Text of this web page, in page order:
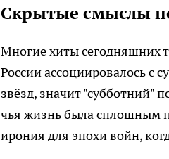
Скрытые смыслы
Многие хиты сегодняшних
России ассоциировалось с
звёзд, значит "субботний"
чья жизнь была сплошным
ирония для эпохи войн,